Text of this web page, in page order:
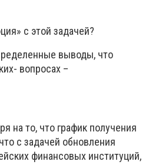
с этой задачей?
выводы, что
вопросах –
на то, что график получения
с задачей обновления
финансовых институций,